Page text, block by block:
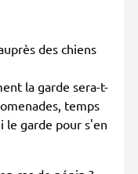
des chiens
la garde sera-t-
temps
le garde pour s'en